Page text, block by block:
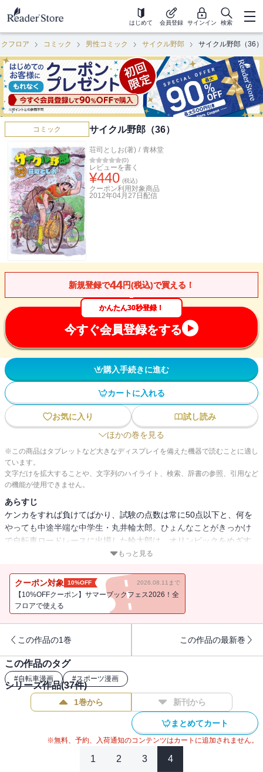
はじめて 会員登録 サインイン 検索
フロア コミック 男性コミック サイクル野郎 サイクル野郎（36）
コミック サイクル野郎（36）
荘司としお(著) / 青林堂
(0)
レビューを書く
¥440 (税込)
クーポン利用対象商品
2012年04月27日 配信
新規登録で44円(税込)で買える！
かんたん30秒登録！
今すぐ会員登録をする
購入手続きに進む
カートに入れる
お気に入り
試し読み
ほかの巻を見る
※この商品はタブレットなど大きなディスプレイを備えた機器で読むことに適し
ています。
文字だけを拡大することや、文字列のハイライト、検索、辞書の参照、引用など
の機能が使用できません。
あらすじ
ケンカをすれば負けてばかり、試験の点数は常に50点以下と、何を
やっても中途半端な中学生・丸井輪太郎。ひょんなことがきっかけ
で自転車ロードレースに出場した輪太郎は、オリンピックをめざす
坂巻と同着優勝を果たす。将来、家業の自転車屋を継ぐことを決意
が……。
もっと見る
クーポン対象 10%OFF 2026.08.11まで
【10%OFFクーポン】サマーブックフェス2026！全
フロアで使える
この作品の1巻 この作品の最新巻
この作品のタグ
#自転車漫画 #スポーツ漫画
シリーズ作品(37件)
1巻から 新刊から
まとめてカート
※無料、予約、入荷通知のコンテンツはカートに追加されません。
1 2 3 4